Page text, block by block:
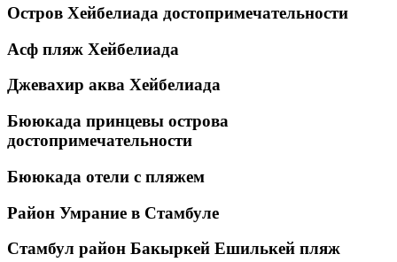
Остров Хейбелиада достопримечательности
Асф пляж Хейбелиада
Джевахир аква Хейбелиада
Бююкада принцевы острова
достопримечательности
Бююкада отели с пляжем
Район Умрание в Стамбуле
Cтамбул район Бакыркей Ешилькей пляж